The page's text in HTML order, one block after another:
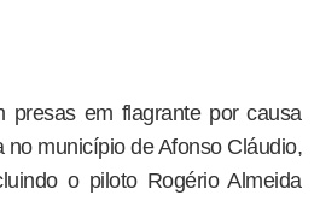
presas em flagrante por causa
no município de Afonso Cláudio,
o piloto Rogério Almeida